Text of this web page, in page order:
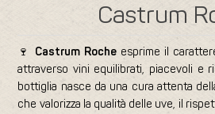
Castrum
🍷 Castrum Rocheesprime il
attraverso vini equilibrati, piacevoli e
bottiglia nasce da una cura attenta
che valorizza la qualità delle uve, il